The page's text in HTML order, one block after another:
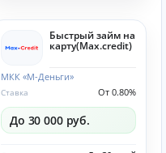
Быстрый займ на
карту(Max.credit)
МКК «М-Деньги»
От 0.80%
Ставка
До 30 000 руб.